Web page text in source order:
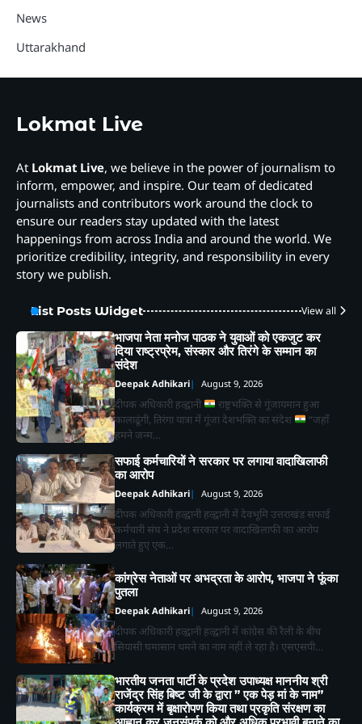
News
Uttarakhand
Lokmat Live
At Lokmat Live, we believe in the power of journalism to
inform, empower, and inspire. Our team of dedicated
journalists and contributors work around the clock to
ensure our readers stay updated with the latest
happenings from across India and around the world. We
prioritize credibility, integrity, and responsibility in every
story we publish.
List Posts Widget View all
भाजपा नेता मनोज पाठक ने युवाओं को एकजुट कर
दिया राष्ट्रप्रेम, संस्कार और तिरंगे के सम्मान का
संदेश
Deepak Adhikari August 9, 2026
दीपक अधिकारी हल्द्वानी
राष्ट्रभक्ति से गूंजायमान हुआ
कालाढूंगी, तिरंगा यात्रा में गूंजा देशभक्ति का संदेश
“जहाँ
हमने जन्म…
सफाई कर्मचारियों ने सरकार पर लगाया वादाखिलाफी
का आरोप
Deepak Adhikari August 9, 2026
दीपक अधिकारी हल्द्वानी हल्द्वानी में देवभूमि उत्तराखंड सफाई
कर्मचारी संघ ने प्रदेश सरकार पर वादाखिलाफी का आरोप
लगाते हुए एक…
कांग्रेस नेताओं पर अभद्रता के आरोप, भाजपा ने फूंका
पुतला
Deepak Adhikari August 9, 2026
दीपक अधिकारी हल्द्वानी हल्द्वानी में कांग्रेस की रैली के बीच
सियासी घमासान थमने का नाम नहीं ले रहा है। एसएसपी…
भारतीय जनता पार्टी के प्रदेश उपाध्यक्ष माननीय श्री
राजेंद्र सिंह बिष्ट जी के द्वारा ” एक पेड़ मां के नाम”
कार्यक्रम में बृक्षारोपण किया तथा प्रकृति संरक्षण का
2
चेहल्लुम पर अखाड़ा शमशीर-ए-हैदरी का आयोजन,
हैरतअंगेज़ अखाड़ों, करतबों ने बांधा समा, ताज़िया
सम्मान
3